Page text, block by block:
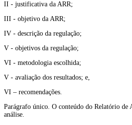
II - justificativa da ARR;
III - objetivo da ARR;
IV - descrição da regulação;
V - objetivos da regulação;
VI - metodologia escolhida;
V - avaliação dos resultados; e,
VI – recomendações.
Parágrafo único. O conteúdo do Relatório de
análise.